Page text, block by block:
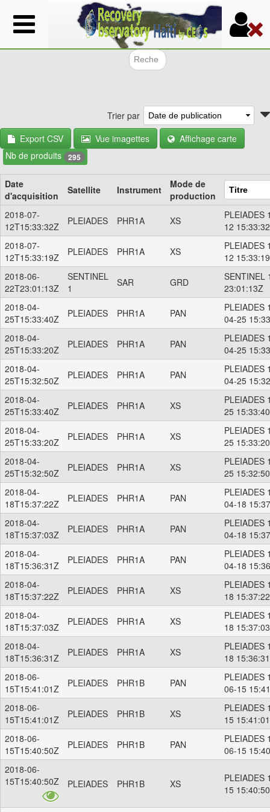
Aller
au
contenu
Trier par
Export CSV
Vue imagettes
Affichage carte
Nb de produits 295
Date
d'acquisition
Satellite Instrument
Mode de
production
2018-07-
12T15:33:32Z
PLEIADES PHR1A XS
PLEIADES
12
2018-07-
12T15:33:19Z
PLEIADES PHR1A XS
PLEIADES
12
2018-06-
22T23:01:13Z
SENTINEL
1
SAR GRD
SENTINEL
23:01:13Z
2018-04-
25T15:33:40Z
PLEIADES PHR1A PAN
PLEIADES
04-25
2018-04-
25T15:33:20Z
PLEIADES PHR1A PAN
PLEIADES
04-25
2018-04-
25T15:32:50Z
PLEIADES PHR1A PAN
PLEIADES
04-25
2018-04-
25T15:33:40Z
PLEIADES PHR1A XS
PLEIADES
25
2018-04-
25T15:33:20Z
PLEIADES PHR1A XS
PLEIADES
25
2018-04-
25T15:32:50Z
PLEIADES PHR1A XS
PLEIADES
25
2018-04-
18T15:37:22Z
PLEIADES PHR1A PAN
PLEIADES
04-18
2018-04-
18T15:37:03Z
PLEIADES PHR1A PAN
PLEIADES
04-18
2018-04-
18T15:36:31Z
PLEIADES PHR1A PAN
PLEIADES
04-18
2018-04-
18T15:37:22Z
PLEIADES PHR1A XS
PLEIADES
18
2018-04-
18T15:37:03Z
PLEIADES PHR1A XS
PLEIADES
18
2018-04-
18T15:36:31Z
PLEIADES PHR1A XS
PLEIADES
18
2018-06-
15T15:41:01Z
PLEIADES PHR1B PAN
PLEIADES
06-15
2018-06-
15T15:41:01Z
PLEIADES PHR1B XS
PLEIADES
15
2018-06-
15T15:40:50Z
PLEIADES PHR1B PAN
PLEIADES
06-15
2018-06-
15T15:40:50Z
PLEIADES PHR1B XS
PLEIADES
15